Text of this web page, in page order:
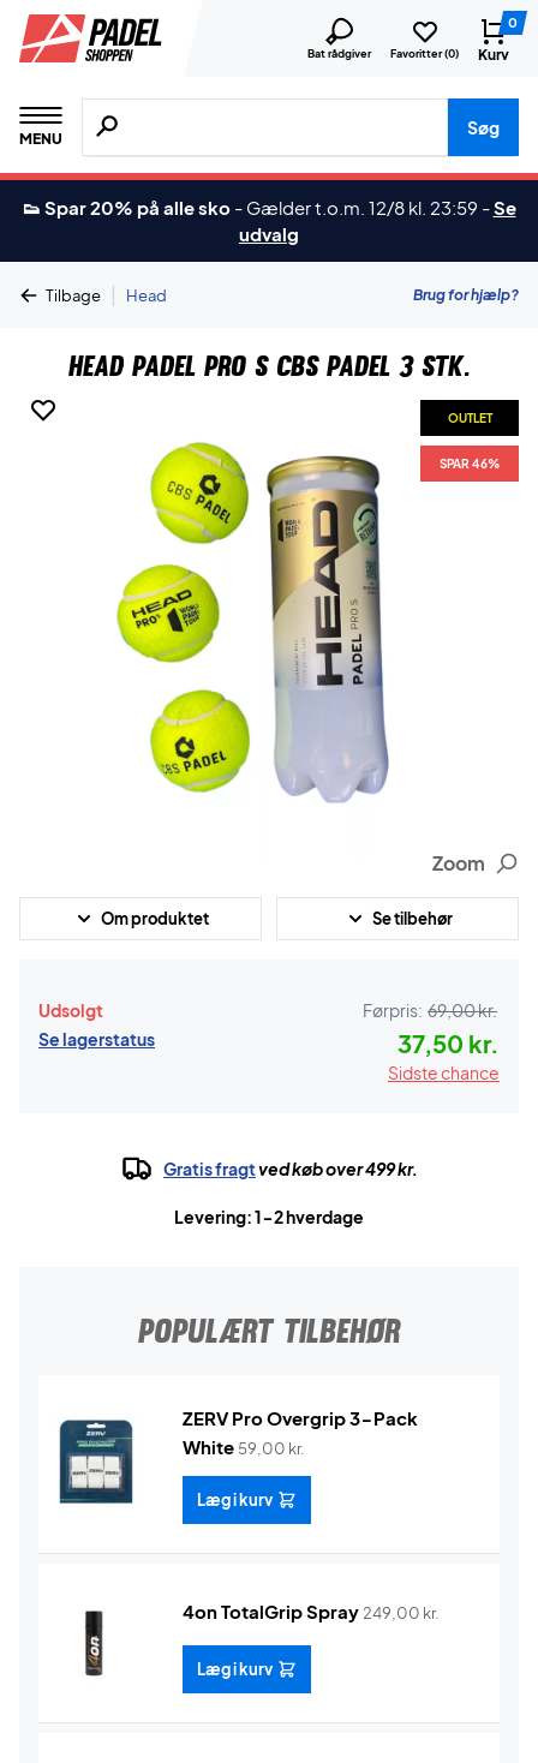
Bat rådgiver Favoritter (0)
0
Kurv
MENU
Søg efter produkter, mærker etc.
Søg
👟 Spar 20% på alle sko - Gælder t.o.m. 12/8 kl. 23:59 -Se
udvalg
Tilbage | Head Brug for hjælp?
Head Padel Pro S CBS Padel 3 stk.
OUTLET
SPAR 46%
Zoom
Om produktet Se tilbehør
Udsolgt
Se lagerstatus
Førpris: 69,00 kr.
37,50 kr.
Sidste chance
Gratis fragtved køb over 499 kr.
Levering: 1-2 hverdage
POPULÆRT TILBEHØR
ZERV Pro Overgrip 3-Pack
White 59,00 kr.
Læg i kurv
4on TotalGrip Spray 249,00 kr.
Læg i kurv